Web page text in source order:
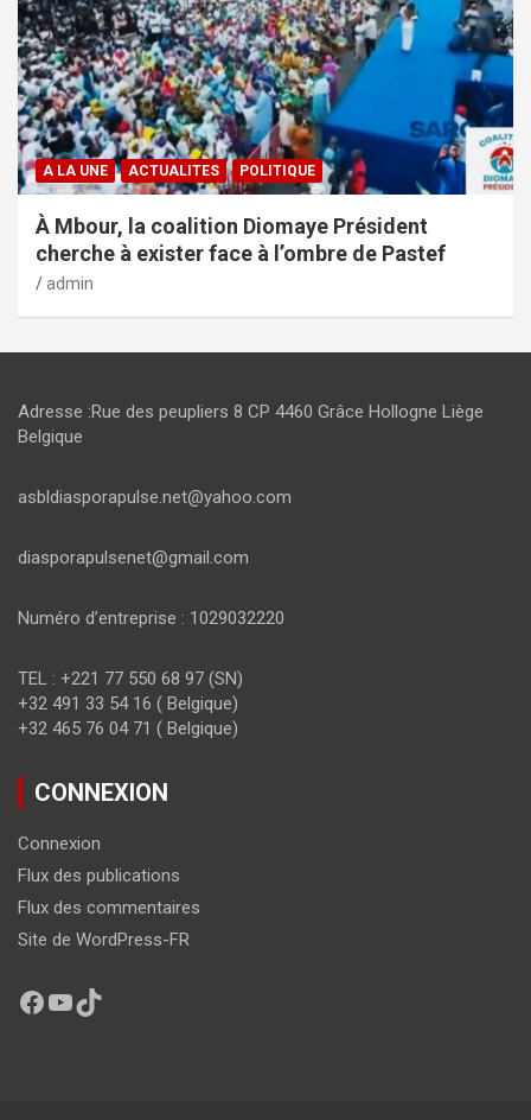
A LA UNE ACTUALITES POLITIQUE
À Mbour, la coalition Diomaye Président
cherche à exister face à l’ombre de Pastef
admin
Adresse :Rue des peupliers 8 CP 4460 Grâce Hollogne Liège
Belgique
asbldiasporapulse.net@yahoo.com
diasporapulsenet@gmail.com
Numéro d’entreprise : 1029032220
TEL : +221 77 550 68 97 (SN)
+32 491 33 54 16 ( Belgique)
+32 465 76 04 71 ( Belgique)
CONNEXION
Connexion
Flux des publications
Flux des commentaires
Site de WordPress-FR